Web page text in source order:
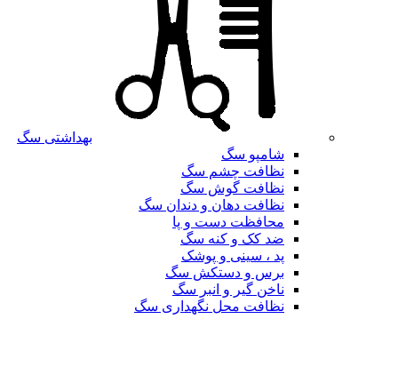
بهداشتی سگ
شامپو سگ
نظافت چشم سگ
نظافت گوش سگ
نظافت دهان و دندان سگ
محافظت دست و پا
ضد کک و کنه سگ
پد ، سینی و پوشک
برس و دستکش سگ
ناخن گیر و انبر سگ
نظافت محل نگهداری سگ